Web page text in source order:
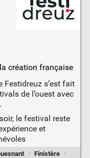
création française
Festidreuz s’est fait
de l’ouest avec
le festival reste
et
· Finistère
·